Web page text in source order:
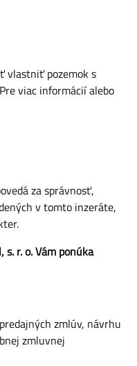
vlastniť pozemok s
viac informácií alebo
za správnosť,
v tomto inzeráte,
r. o. Vám ponúka
zmlúv, návrhu
zmluvnej